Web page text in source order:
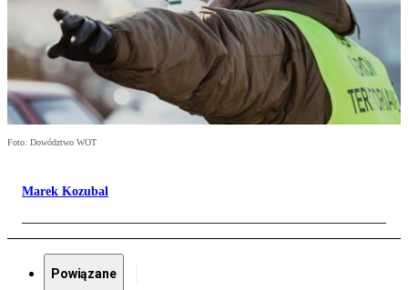
Foto: Dowództwo WOT
Marek Kozubal
Powiązane